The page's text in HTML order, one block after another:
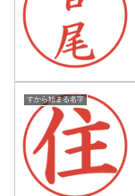
すから始まる名字